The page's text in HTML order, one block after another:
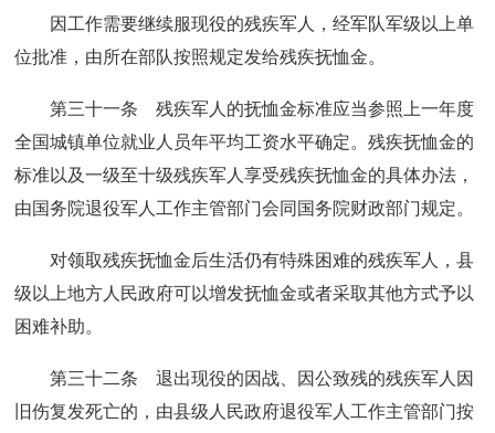
因工作需要继续服现役的残疾军人，经军队军级以上单
位批准，由所在部队按照规定发给残疾抚恤金。
第三十一条 残疾军人的抚恤金标准应当参照上一年度
全国城镇单位就业人员年平均工资水平确定。残疾抚恤金的
标准以及一级至十级残疾军人享受残疾抚恤金的具体办法，
由国务院退役军人工作主管部门会同国务院财政部门规定。
对领取残疾抚恤金后生活仍有特殊困难的残疾军人，县
级以上地方人民政府可以增发抚恤金或者采取其他方式予以
困难补助。
第三十二条 退出现役的因战、因公致残的残疾军人因
旧伤复发死亡的，由县级人民政府退役军人工作主管部门按